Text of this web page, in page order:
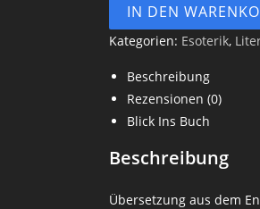
IN DEN
Kategorien: Esoterik,
Beschreibung
Rezensionen (0)
Blick Ins Buch
Beschreibung
Übersetzung aus dem